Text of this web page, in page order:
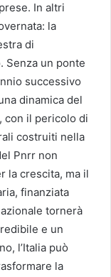
In altri
la
di
Senza un ponte
successivo
dinamica del
con il pericolo di
costruiti nella
Pnrr non
la crescita, ma il
finanziata
tornerà
e un
l’Italia può
la